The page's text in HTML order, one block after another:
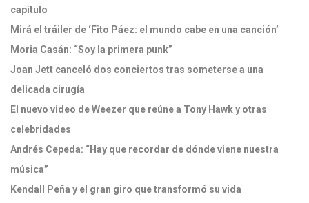
capítulo
Mirá el tráiler de ‘Fito Páez: el mundo cabe en una canción’
Moria Casán: “Soy la primera punk”
Joan Jett canceló dos conciertos tras someterse a una
delicada cirugía
El nuevo video de Weezer que reúne a Tony Hawk y otras
celebridades
Andrés Cepeda: “Hay que recordar de dónde viene nuestra
música”
Kendall Peña y el gran giro que transformó su vida